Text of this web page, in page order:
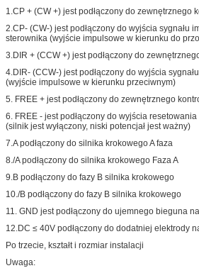
1.CP + (CW +) jest podłączony do zewnętrznego
2.CP- (CW-) jest podłączony do wyjścia sygnału
sterownika (wyjście impulsowe w kierunku do
3.DIR + (CCW +) jest podłączony do
4.DIR- (CCW-) jest podłączony do wyjścia
(wyjście impulsowe w kierunku przeciwnym)
5. FREE + jest podłączony do zewnętrznego
6. FREE - jest podłączony do wyjścia
(silnik jest wyłączony, niski potencjał jest ważny)
7.A podłączony do silnika krokowego A faza
8./A podłączony do silnika krokowego Faza A
9.B podłączony do fazy B silnika krokowego
10./B podłączony do fazy B silnika krokowego
11. GND jest podłączony do ujemnego bieguna
12.DC ≤ ​​40V podłączony do dodatniej elektrody
Po trzecie, kształt i rozmiar instalacji
Uwaga: